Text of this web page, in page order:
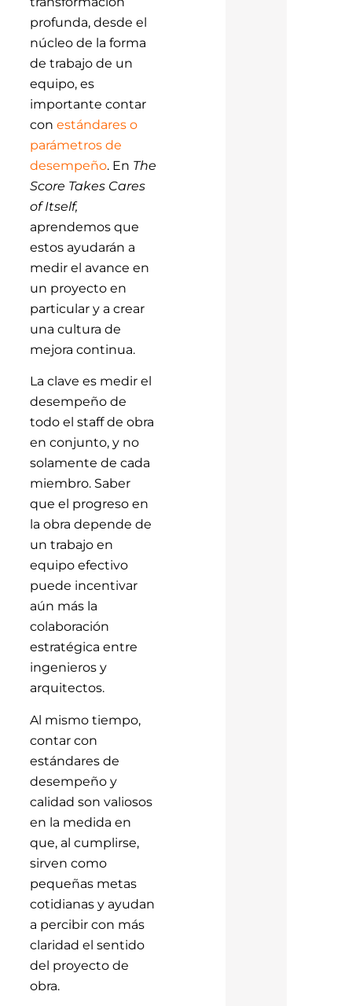
profunda, desde el
núcleo de la forma
de trabajo de un
equipo, es
importante contar
con estándares o
parámetros de
desempeño. En The
Score Takes Cares
of Itself,
aprendemos que
estos ayudarán a
medir el avance en
un proyecto en
particular y a crear
una cultura de
mejora continua.
La clave es medir el
desempeño de
todo el staff de obra
en conjunto, y no
solamente de cada
miembro. Saber
que el progreso en
la obra depende de
un trabajo en
equipo efectivo
puede incentivar
aún más la
colaboración
estratégica entre
ingenieros y
arquitectos.
Al mismo tiempo,
contar con
estándares de
desempeño y
calidad son valiosos
en la medida en
que, al cumplirse,
sirven como
pequeñas metas
cotidianas y ayudan
a percibir con más
claridad el sentido
del proyecto de
obra.